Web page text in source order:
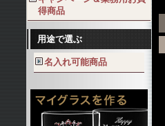
得商品
用途で選ぶ
名入れ可能商品